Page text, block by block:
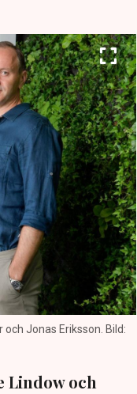
Jonas Eriksson. Bild:
Lindow och